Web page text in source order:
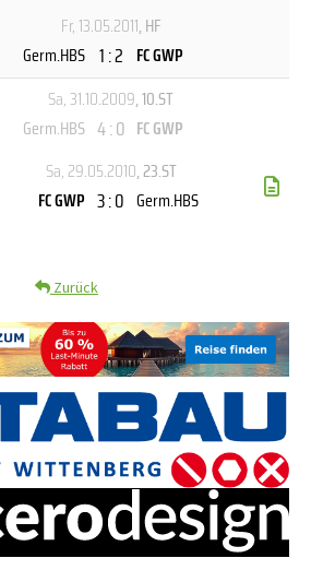
Fr, 13.05.2011, HF
Germ.HBS 1 : 2 FC GWP
Sa, 31.10.2009, 10.ST
Germ.HBS 4 : 0 FC GWP
Sa, 29.05.2010, 23.ST
FC GWP 3 : 0 Germ.HBS
Zurück